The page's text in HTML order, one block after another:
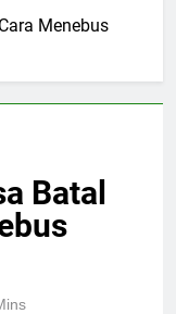
Menebus
Batal